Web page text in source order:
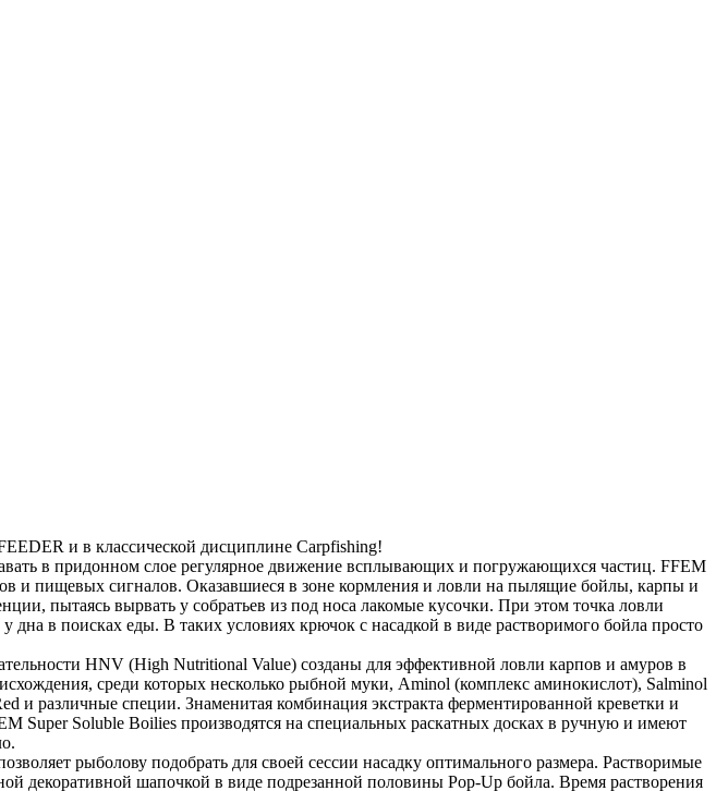
и в классической дисциплине Carpfishing!
в придонном слое регулярное движение всплывающих и погружающихся частиц. FFEM
и пищевых сигналов. Оказавшиеся в зоне кормления и ловли на пылящие бойлы, карпы и
пытаясь вырвать у собратьев из под носа лакомые кусочки. При этом точка ловли
в поисках еды. В таких условиях крючок с насадкой в виде растворимого бойла просто
HNV (High Nutritional Value) созданы для эффективной ловли карпов и амуров в
среди которых несколько рыбной муки, Aminol (комплекс аминокислот), Salminol
и различные специи. Знаменитая комбинация экстракта ферментированной креветки и
Super Soluble Boilies производятся на специальных раскатных досках в ручную и имеют
рыболову подобрать для своей сессии насадку оптимального размера. Растворимые
декоративной шапочкой в виде подрезанной половины Pop-Up бойла. Время растворения